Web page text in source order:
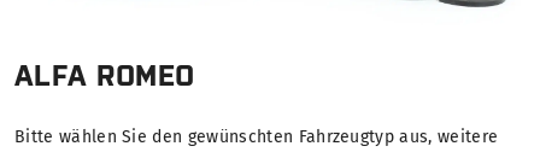
ALFA ROMEO
Bitte wählen Sie den gewünschten Fahrzeugtyp aus, weitere